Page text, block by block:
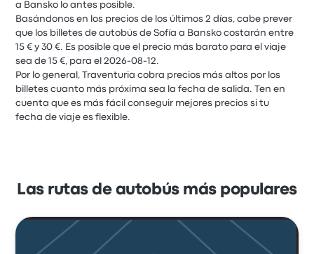
a Bansko lo antes posible.
Basándonos en los precios de los últimos 2 días, cabe prever
que los billetes de autobús de Sofía a Bansko costarán entre
15 € y 30 €. Es posible que el precio más barato para el viaje
sea de 15 €, para el 2026-08-12.
Por lo general, Traventuria cobra precios más altos por los
billetes cuanto más próxima sea la fecha de salida. Ten en
cuenta que es más fácil conseguir mejores precios si tu
fecha de viaje es flexible.
Las rutas de autobús más populares